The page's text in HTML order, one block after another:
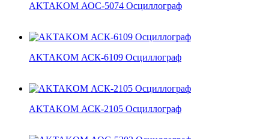
AKTAKOM АОС-5074 Осциллограф
AKTAKOM АСК-6109 Осциллограф
AKTAKOM АСК-2105 Осциллограф